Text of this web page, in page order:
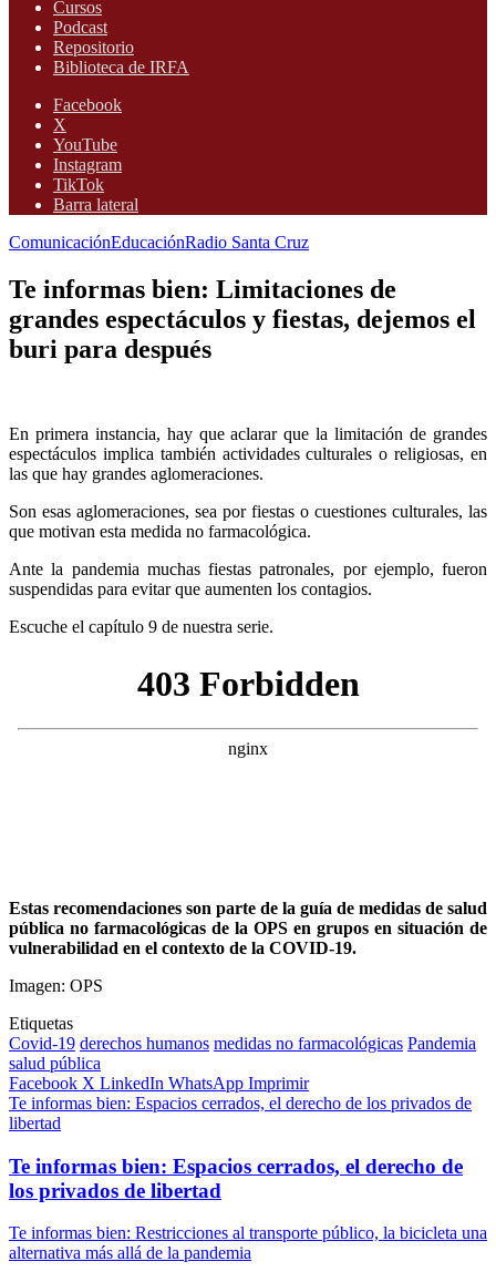
Cursos
Podcast
Repositorio
Biblioteca de IRFA
Facebook
X
YouTube
Instagram
TikTok
Barra lateral
ComunicaciónEducaciónRadio Santa Cruz
Te informas bien: Limitaciones de
grandes espectáculos y fiestas, dejemos el
buri para después
En primera instancia, hay que aclarar que la limitación de grandes
espectáculos implica también actividades culturales o religiosas, en
las que hay grandes aglomeraciones.
Son esas aglomeraciones, sea por fiestas o cuestiones culturales, las
que motivan esta medida no farmacológica.
Ante la pandemia muchas fiestas patronales, por ejemplo, fueron
suspendidas para evitar que aumenten los contagios.
Escuche el capítulo 9 de nuestra serie.
Estas recomendaciones son parte de la guía de medidas de salud
pública no farmacológicas de la OPS en grupos en situación de
vulnerabilidad en el contexto de la COVID-19.
Imagen: OPS
Etiquetas
Covid-19 derechos humanos medidas no farmacológicas Pandemia
salud pública
Facebook X LinkedIn WhatsApp Imprimir
Te informas bien: Espacios cerrados, el derecho de los privados de
libertad
Te informas bien: Espacios cerrados, el derecho de
los privados de libertad
Te informas bien: Restricciones al transporte público, la bicicleta una
alternativa más allá de la pandemia